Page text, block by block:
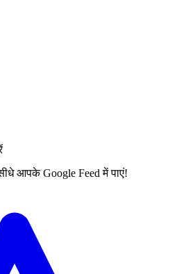
सीधे आपके Google Feed में पाएं!